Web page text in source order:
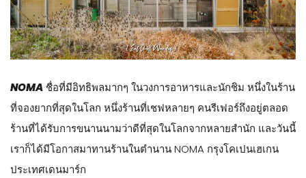
NOMA ชื่อที่มีอิทธิพลมากๆ ในวงการอาหารและนักชิม หนึ่งในร้าน
ที่จองยากที่สุดในโลก หนึ่งร้านที่เชฟหลายๆ คนรีเฟอร์ถึงอยู่ตลอด
ร้านที่ได้รับการขนานนามว่าดีที่สุดในโลกจากหลายสำนัก และวันนี้
เราก็ได้มีโอกาสมาทานร้านในตำนาน NOMA กรุงโคเปนเฮเกน
ประเทศเดนมาร์ก